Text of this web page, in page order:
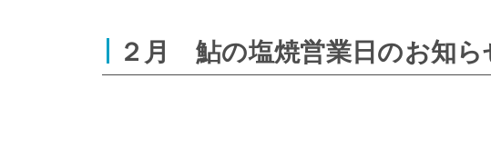
２月 鮎の塩焼営業日のお知ら